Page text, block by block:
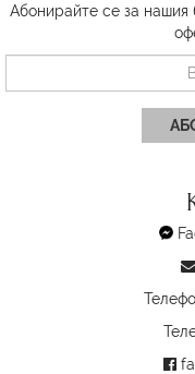
Абонирайте се за нашия